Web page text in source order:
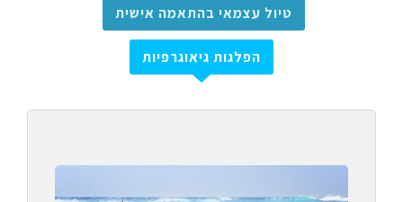
טיול עצמאי בהתאמה אישית
הפלגות גיאוגרפיות